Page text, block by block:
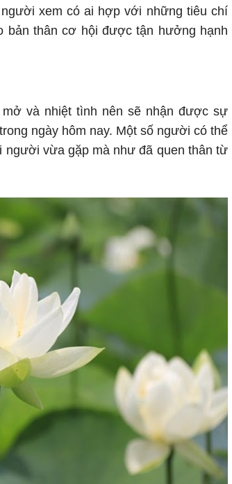
xem có ai hợp với những tiêu chí
bản thân cơ hội được tận hưởng hạnh
và nhiệt tình nên sẽ nhận được sự
ngày hôm nay. Một số người có thể
vừa gặp mà như đã quen thân từ